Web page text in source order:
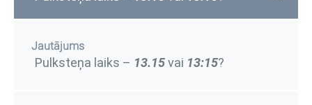
Jautājums
Pulksteņa laiks – 13.15vai 13:15?